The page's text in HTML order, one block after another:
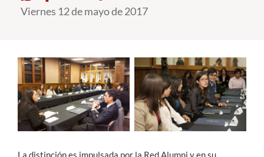
Pregrado
Formación Continua
Estudiantes
Académicos
Viernes 12 de mayo de 2017
La distinción es impulsada por la Red Alumni y en su